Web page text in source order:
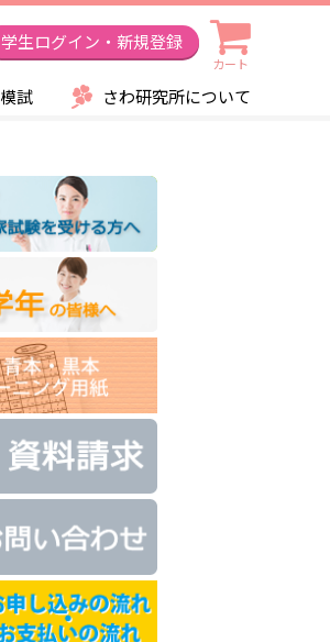
学生ログイン・新規登録
カート
模試 さわ研究所について